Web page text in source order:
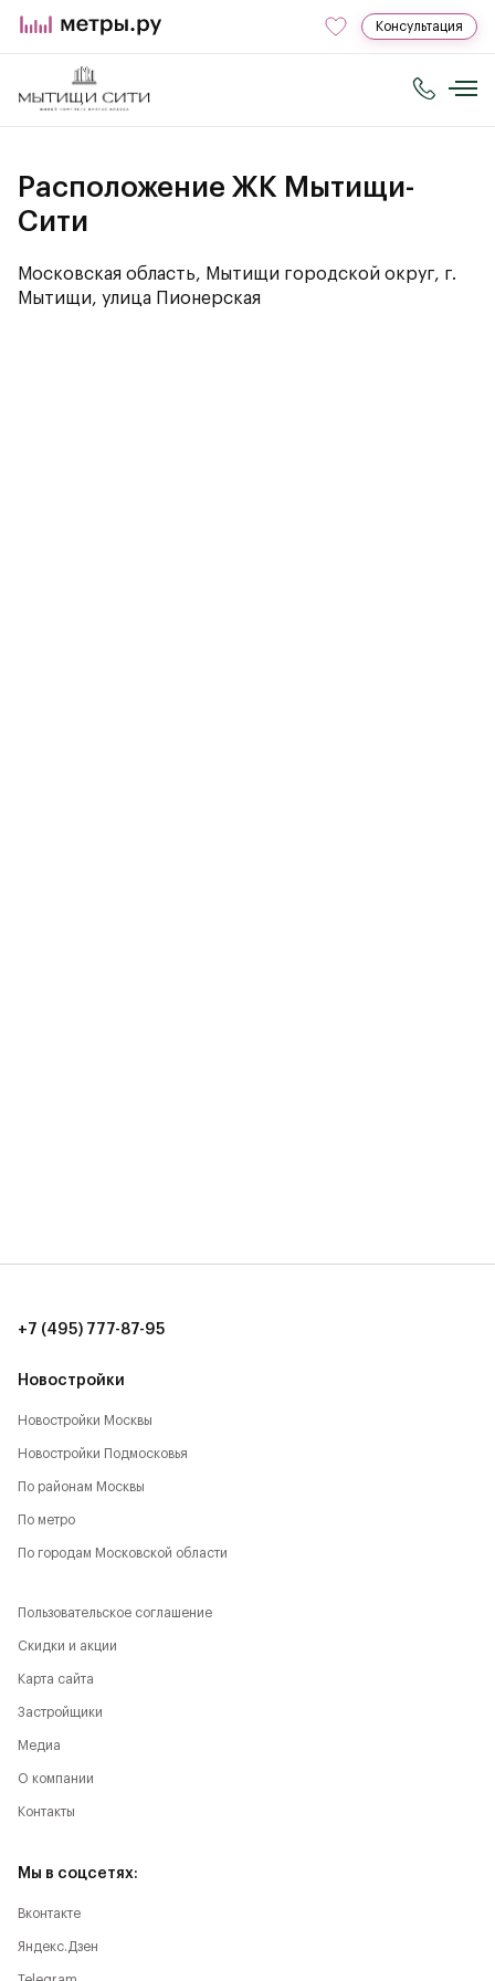
Консультация
Расположение ЖК Мытищи-
Сити
Московская область, Мытищи городской округ, г.
Мытищи, улица Пионерская
Новостройки
Новостройки Москвы
Новостройки Подмосковья
По районам Москвы
По метро
По городам Московской области
+7 (495) 777-87-95
Пользовательское соглашение
Скидки и акции
Карта сайта
Застройщики
Медиа
О компании
Контакты
Мы в соцсетях:
Вконтакте
Яндекс.Дзен